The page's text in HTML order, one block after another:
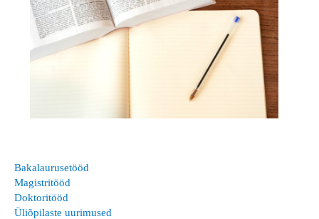
Bakalaurusetööd
Magistritööd
Doktoritööd
Üliõpilaste uurimused